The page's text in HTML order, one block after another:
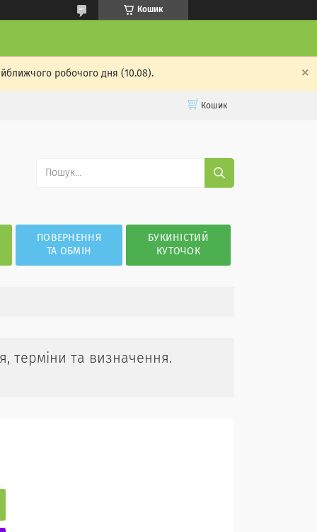
Кошик
робочого дня (10.08).
Кошик
ПОВЕРНЕННЯ
ТА ОБМІН
БУКИНІСТИЙ
КУТОЧОК
терміни та визначення.